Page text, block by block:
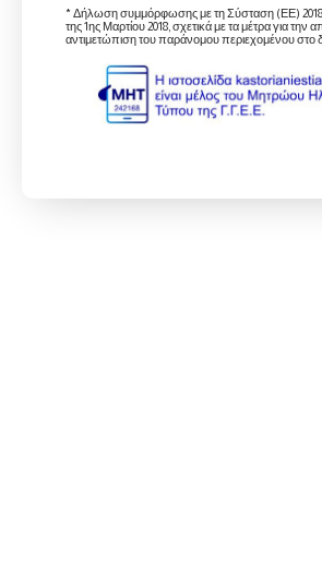
* Δήλωση συμμόρφωσης με τη Σύσταση (ΕΕ)
της 1ης Μαρτίου 2018, σχετικά με τα μέτρα για την
αντιμετώπιση του παράνομου περιεχομένου στο